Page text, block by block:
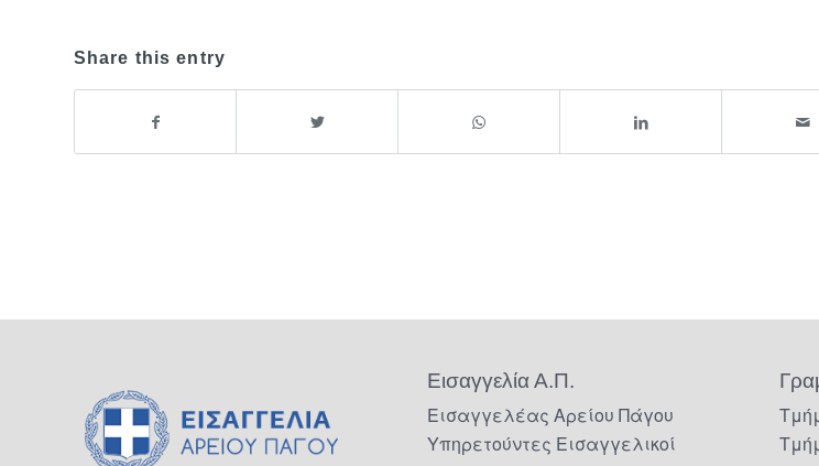
Share this entry
Εισαγγελία Α.Π.
Εισαγγελέας Αρείου Πάγου
Υπηρετούντες Εισαγγελικοί